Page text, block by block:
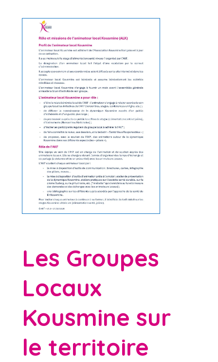
Les Groupes
Locaux
Kousmine sur
le territoire